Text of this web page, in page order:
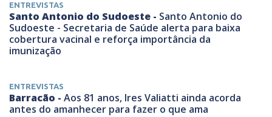
ENTREVISTAS
Santo Antonio do Sudoeste - Santo Antonio do
Sudoeste - Secretaria de Saúde alerta para baixa
cobertura vacinal e reforça importância da
imunização
ENTREVISTAS
Barracão - Aos 81 anos, Ires Valiatti ainda acorda
antes do amanhecer para fazer o que ama